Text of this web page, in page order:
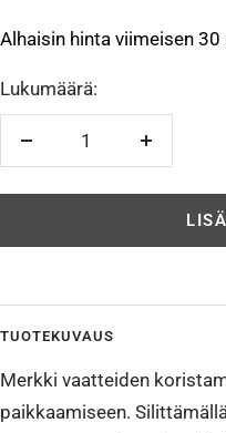
Alhaisin hinta viimeisen 30
Lukumäärä:
Vähennä
TUOTEKUVAUS
Merkki vaatteiden
paikkaamiseen.